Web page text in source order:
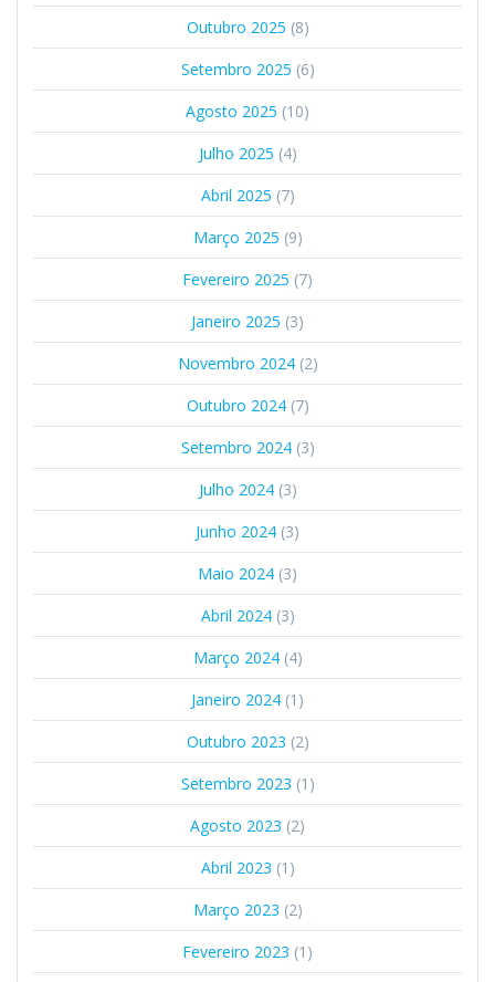
Outubro 2025 (8)
Setembro 2025 (6)
Agosto 2025 (10)
Julho 2025 (4)
Abril 2025 (7)
Março 2025 (9)
Fevereiro 2025 (7)
Janeiro 2025 (3)
Novembro 2024(2)
Outubro 2024(7)
Setembro 2024(3)
Julho 2024(3)
Junho 2024 (3)
Maio 2024 (3)
Abril 2024(3)
Março 2024(4)
Janeiro 2024 (1)
Outubro 2023 (2)
Setembro 2023 (1)
Agosto 2023 (2)
Abril 2023 (1)
Março 2023 (2)
Fevereiro 2023 (1)